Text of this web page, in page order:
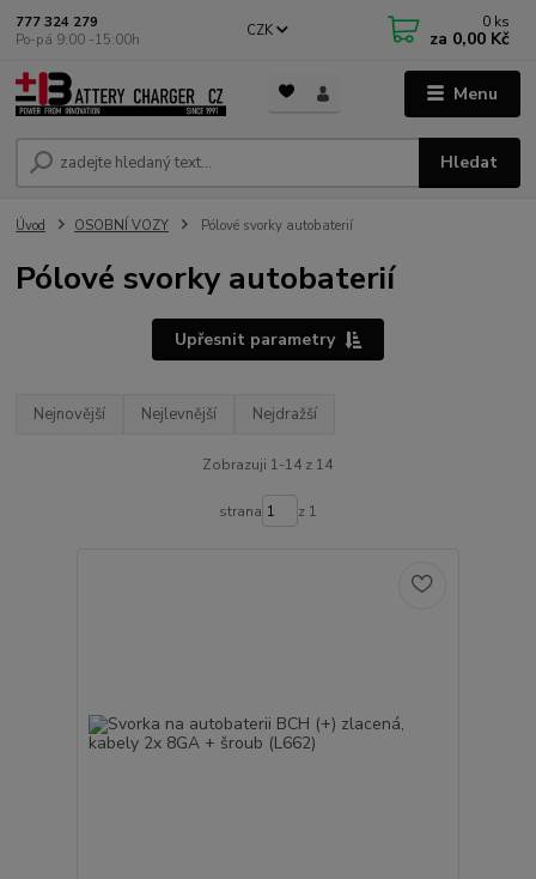
Menu
CZK
Hledat
777 324 279
Po-pá 9:00 -15:00h
0 ks
za 0,00 Kč
Úvod OSOBNÍ VOZY Pólové svorky autobaterií
Pólové svorky autobaterií
Upřesnit parametry
Nejnovější Nejlevnější Nejdražší
Zobrazuji 1-14 z 14
strana z 1